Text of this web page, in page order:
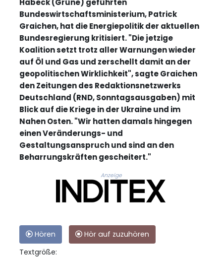
Habeck (Grüne) geführten
Bundeswirtschaftsministerium, Patrick
Graichen, hat die Energiepolitik der aktuellen
Bundesregierung kritisiert. "Die jetzige
Koalition setzt trotz aller Warnungen wieder
auf Öl und Gas und zerschellt damit an der
geopolitischen Wirklichkeit", sagte Graichen
den Zeitungen des Redaktionsnetzwerks
Deutschland (RND, Sonntagsausgaben) mit
Blick auf die Kriege in der Ukraine und im
Nahen Osten. "Wir hatten damals hingegen
einen Veränderungs- und
Gestaltungsanspruch und sind an den
Beharrungskräften gescheitert."
Anzeige
Hören
Hör auf zuzuhören
Textgröße: